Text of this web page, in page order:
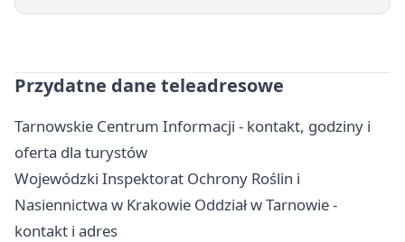
Przydatne dane teleadresowe
Tarnowskie Centrum Informacji - kontakt, godziny i
oferta dla turystów
Wojewódzki Inspektorat Ochrony Roślin i
Nasiennictwa w Krakowie Oddział w Tarnowie -
kontakt i adres